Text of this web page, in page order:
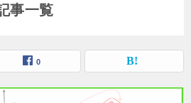
事一覧
0